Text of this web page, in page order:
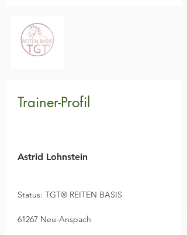
Trainer-Profil
Astrid Lohnstein
Status: TGT® REITEN BASIS
61267 Neu-Anspach